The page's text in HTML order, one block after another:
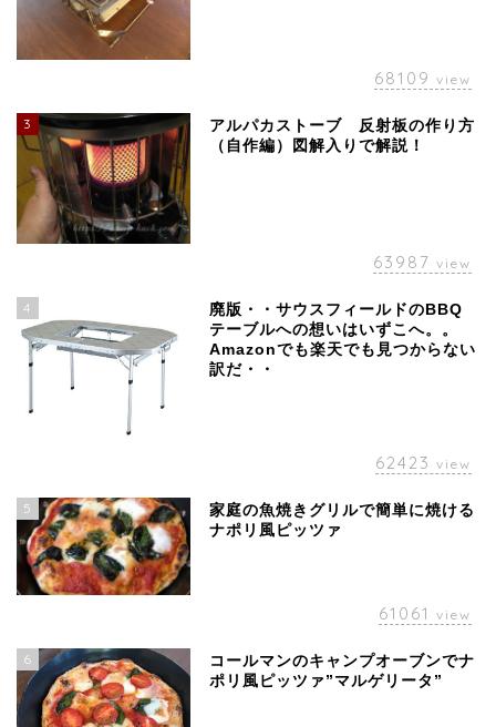
68109 view
3
アルパカストーブ 反射板の作り方
（自作編）図解入りで解説！
63987 view
4
廃版・・サウスフィールドのBBQ
テーブルへの想いはいずこへ。。
Amazonでも楽天でも見つからない
訳だ・・
62423 view
5
家庭の魚焼きグリルで簡単に焼ける
ナポリ風ピッツァ
61061 view
6
コールマンのキャンプオーブンでナ
ポリ風ピッツァ”マルゲリータ”